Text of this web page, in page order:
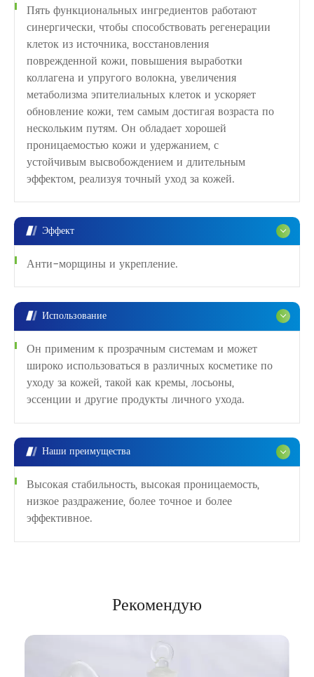
Пять функциональных ингредиентов работают
синергически, чтобы способствовать регенерации
клеток из источника, восстановления
поврежденной кожи, повышения выработки
коллагена и упругого волокна, увеличения
метаболизма эпителиальных клеток и ускоряет
обновление кожи, тем самым достигая возраста по
нескольким путям. Он обладает хорошей
проницаемостью кожи и удержанием, с
устойчивым высвобождением и длительным
эффектом, реализуя точный уход за кожей.
Эффект
Анти-морщины и укрепление.
Использование
Он применим к прозрачным системам и может
широко использоваться в различных косметике по
уходу за кожей, такой как кремы, лосьоны,
эссенции и другие продукты личного ухода.
Наши преимущества
Высокая стабильность, высокая проницаемость,
низкое раздражение, более точное и более
эффективное.
Рекомендую